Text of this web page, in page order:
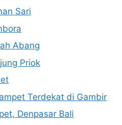
Sari
Abang
Priok
Terdekat di Gambir
Denpasar Bali